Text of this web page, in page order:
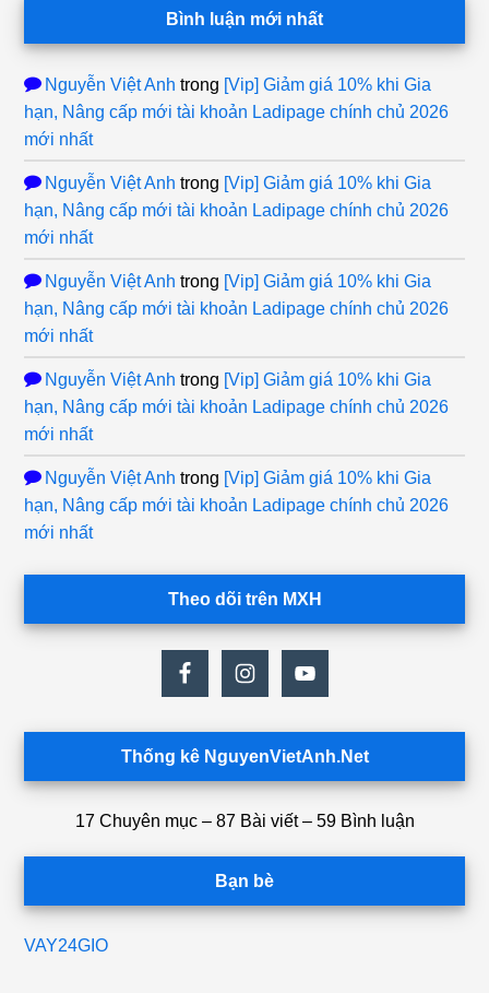
Bình luận mới nhất
Nguyễn Việt Anh trong [Vip] Giảm giá 10% khi Gia
hạn, Nâng cấp mới tài khoản Ladipage chính chủ 2026
mới nhất
Nguyễn Việt Anh trong [Vip] Giảm giá 10% khi Gia
hạn, Nâng cấp mới tài khoản Ladipage chính chủ 2026
mới nhất
Nguyễn Việt Anh trong [Vip] Giảm giá 10% khi Gia
hạn, Nâng cấp mới tài khoản Ladipage chính chủ 2026
mới nhất
Nguyễn Việt Anh trong [Vip] Giảm giá 10% khi Gia
hạn, Nâng cấp mới tài khoản Ladipage chính chủ 2026
mới nhất
Nguyễn Việt Anh trong [Vip] Giảm giá 10% khi Gia
hạn, Nâng cấp mới tài khoản Ladipage chính chủ 2026
mới nhất
Theo dõi trên MXH
Thống kê NguyenVietAnh.Net
17 Chuyên mục – 87 Bài viết – 59 Bình luận
Bạn bè
VAY24GIO